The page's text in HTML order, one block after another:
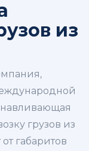
из
грузов из
габаритов